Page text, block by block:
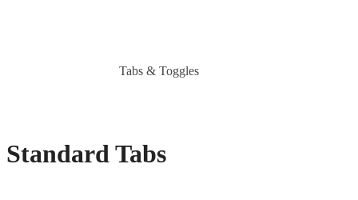
Tabs & Toggles
Standard Tabs